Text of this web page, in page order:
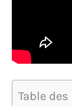
Table